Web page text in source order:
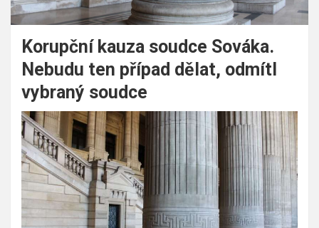
Korupční kauza soudce Sováka.
Nebudu ten případ dělat, odmítl
vybraný soudce